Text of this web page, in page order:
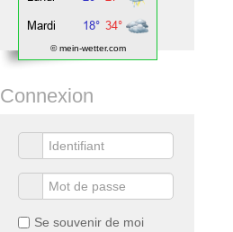
© mein-wetter.com
Connexion
Se souvenir de moi